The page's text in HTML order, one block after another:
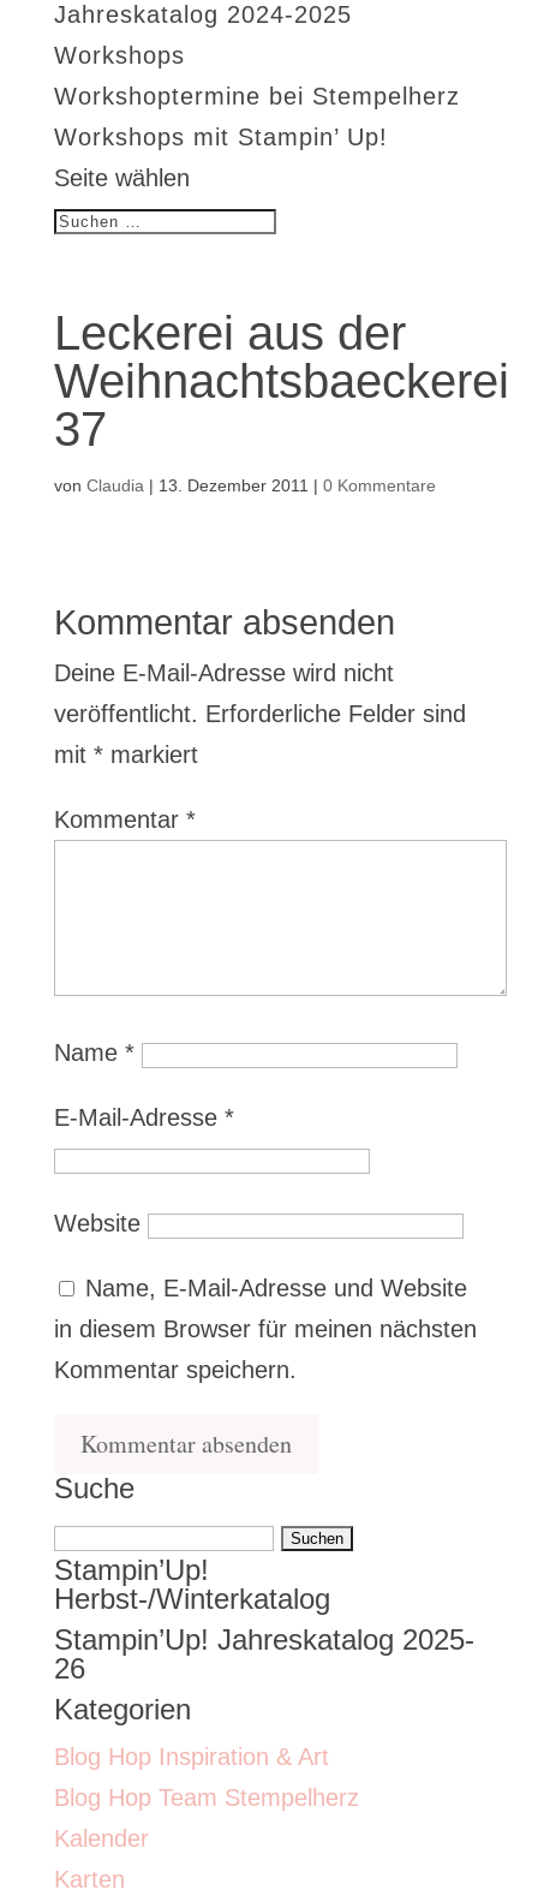
Jahreskatalog 2024-2025
Workshops
Workshoptermine bei Stempelherz
Workshops mit Stampin’ Up!
Seite wählen
Leckerei aus der
Weihnachtsbaeckerei
37
von Claudia | 13. Dezember 2011 | 0 Kommentare
Kommentar absenden
Deine E-Mail-Adresse wird nicht
veröffentlicht. Erforderliche Felder sind
mit *markiert
Kommentar *
Name *
E-Mail-Adresse *
Website
Name, E-Mail-Adresse und Website
in diesem Browser für meinen nächsten
Kommentar speichern.
Suche
Suchen
nach:
Stampin’Up!
Herbst-/Winterkatalog
Stampin’Up! Jahreskatalog 2025-
26
Kategorien
Blog Hop Inspiration & Art
Blog Hop Team Stempelherz
Kalender
Karten